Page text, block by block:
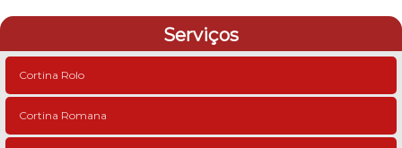
Serviços
Cortina Rolo
Cortina Romana